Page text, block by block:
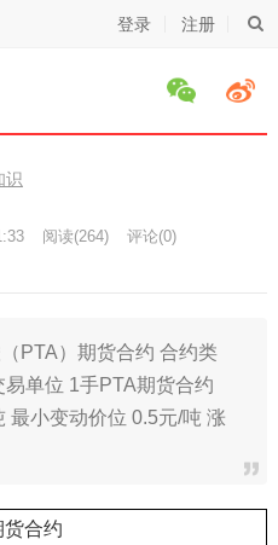
登录 注册
识
阅读(264) 评论(0)
PTA）期货合约 合约类
单位 1手PTA期货合约
最小变动价位 0.5元/吨 涨
合约